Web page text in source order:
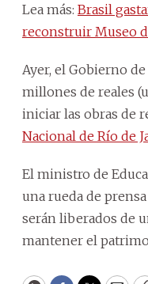
Lea más: Brasil
reconstruir Museo
Ayer, el Gobierno
millones de reales
iniciar las obras de
Nacional de Río de
El ministro de
una rueda de
serán liberados de
mantener el